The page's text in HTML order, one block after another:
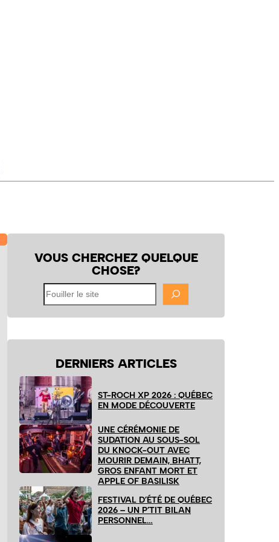
VOUS CHERCHEZ QUELQUE
CHOSE?
Fouiller
le
site
DERNIERS ARTICLES
ST-ROCH XP 2026 : QUÉBEC
EN MODE DÉCOUVERTE
UNE CÉRÉMONIE DE
SUDATION AU SOUS-SOL
DU KNOCK-OUT AVEC
MOURIR DEMAIN, BHATT,
GROS ENFANT MORT ET
APPLE OF BASILISK
FESTIVAL D’ÉTÉ DE QUÉBEC
2026 – UN P’TIT BILAN
PERSONNEL…